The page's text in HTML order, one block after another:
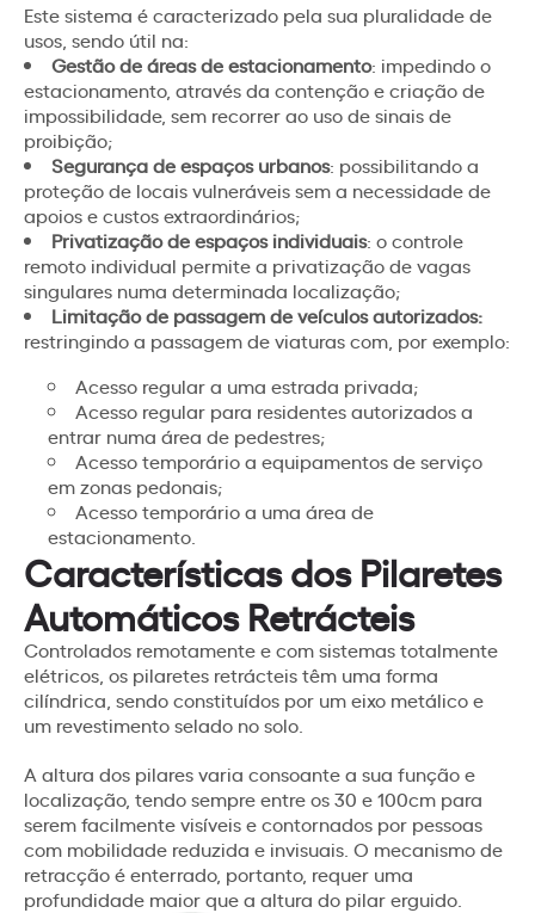
Este sistema é caracterizado pela sua pluralidade de
usos, sendo útil na:
Gestão de áreas de estacionamento: impedindo o
estacionamento, através da contenção e criação de
impossibilidade, sem recorrer ao uso de sinais de
proibição;
Segurança de espaços urbanos: possibilitando a
proteção de locais vulneráveis sem a necessidade de
apoios e custos extraordinários;
Privatização de espaços individuais: o controle
remoto individual permite a privatização de vagas
singulares numa determinada localização;
Limitação de passagem de veículos autorizados:
restringindo a passagem de viaturas com, por exemplo:
Acesso regular a uma estrada privada;
Acesso regular para residentes autorizados a
entrar numa área de pedestres;
Acesso temporário a equipamentos de serviço
em zonas pedonais;
Acesso temporário a uma área de
estacionamento.
Características dos Pilaretes
Automáticos Retrácteis
Controlados remotamente e com sistemas totalmente
elétricos, os pilaretes retrácteis têm uma forma
cilíndrica, sendo constituídos por um eixo metálico e
um revestimento selado no solo.
A altura dos pilares varia consoante a sua função e
localização, tendo sempre entre os 30 e 100cm para
serem facilmente visíveis e contornados por pessoas
com mobilidade reduzida e invisuais. O mecanismo de
retracção é enterrado, portanto, requer uma
profundidade maior que a altura do pilar erguido.